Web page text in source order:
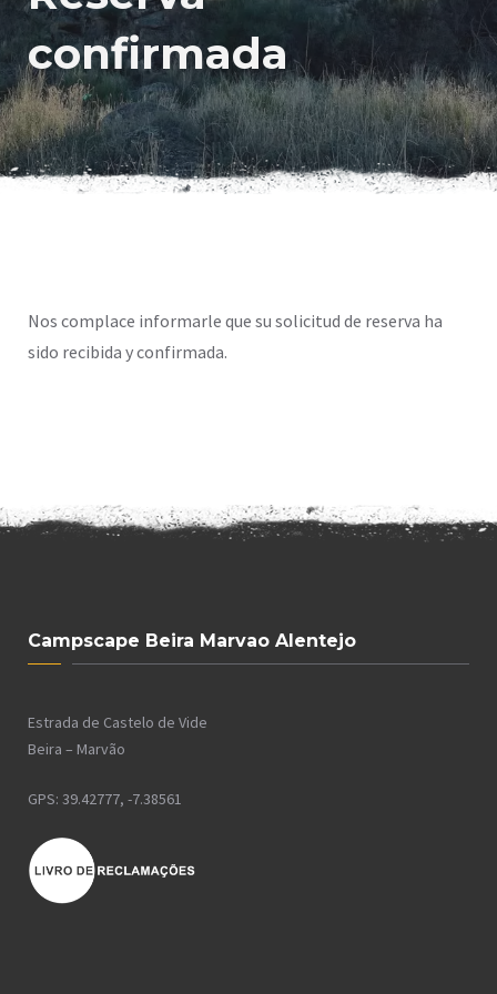
confirmada
Nos complace informarle que su solicitud de reserva ha
sido recibida y confirmada.
Campscape Beira Marvao Alentejo
Estrada de Castelo de Vide
Beira – Marvão
GPS: 39.42777, -7.38561